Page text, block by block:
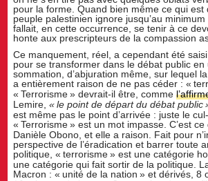
pour la forme. Quand bien même ce qui est
peuple palestinien ignore jusqu’au
fallait, en cette occurrence, se tenir à ce
honte aux prescripteurs de la compassion
Ce manquement, réel, a cependant été
pour se transformer dans le débat public en
sommation, d’abjuration même, sur lequel
a entièrement raison de ne pas céder : «
« Terrorisme » devrait-il être, comme
Lemire,« le point de départ du débat public
est même pas le point d’arrivée : juste le
« Terrorisme » est un mot impasse. C’est
Danièle Obono, et elle a raison. Fait pour
perspective de l’éradication et barrer toute
politique, « terrorisme » est une catégorie
une catégorie qui fait sortir de la politique.
Macron : « unité de la nation » et dérivés, 8